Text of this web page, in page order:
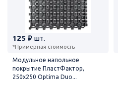
125 ₽ шт.
*Примерная стоимость
Модульное напольное
покрытие ПластФактор,
250x250 Optima Duo...